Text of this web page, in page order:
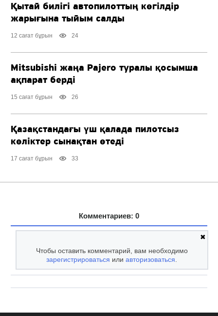
Қытай билігі автопилоттың көгілдір
жарығына тыйым салды
12 сағат бұрын 24
Mitsubishi жаңа Pajero туралы қосымша
ақпарат берді
15 сағат бұрын 26
Қазақстандағы үш қалада пилотсыз
көліктер сынақтан өтеді
17 сағат бұрын 33
Комментариев: 0
✖
Чтобы оставить комментарий, вам необходимо
зарегистрироваться илиавторизоваться